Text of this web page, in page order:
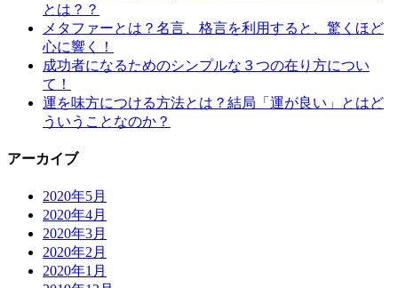
とは？？
メタファーとは？名言、格言を利用すると、驚くほど
心に響く！
成功者になるためのシンプルな３つの在り方につい
て！
運を味方につける方法とは？結局「運が良い」とはど
ういうことなのか？
アーカイブ
2020年5月
2020年4月
2020年3月
2020年2月
2020年1月